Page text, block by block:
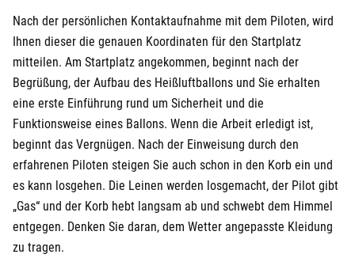
Nach der persönlichen Kontaktaufnahme mit dem Piloten, wird
Ihnen dieser die genauen Koordinaten für den Startplatz
mitteilen. Am Startplatz angekommen, beginnt nach der
Begrüßung, der Aufbau des Heißluftballons und Sie erhalten
eine erste Einführung rund um Sicherheit und die
Funktionsweise eines Ballons. Wenn die Arbeit erledigt ist,
beginnt das Vergnügen. Nach der Einweisung durch den
erfahrenen Piloten steigen Sie auch schon in den Korb ein und
es kann losgehen. Die Leinen werden losgemacht, der Pilot gibt
„Gas“ und der Korb hebt langsam ab und schwebt dem Himmel
entgegen. Denken Sie daran, dem Wetter angepasste Kleidung
zu tragen.